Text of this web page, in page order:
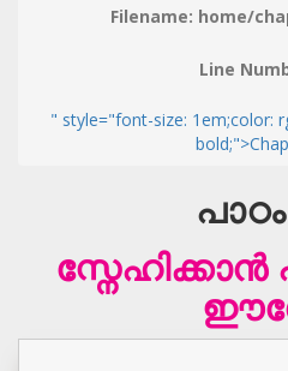
Filename: home/
Line
" style="font-size: 1em;color:
സ്നേഹിക്കാന്‍